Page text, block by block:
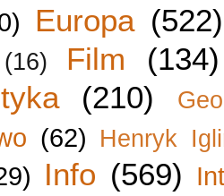
Europa (522)
(16) Film
(134)
(210)
(62) Henryk
Info (569)